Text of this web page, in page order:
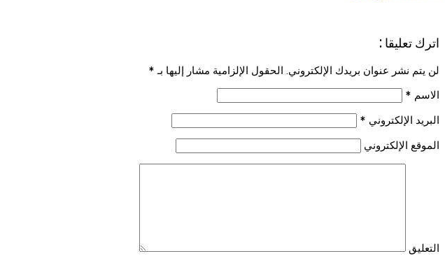
اترك تعليقا :
لن يتم نشر عنوان بريدك الإلكتروني. الحقول الإلزامية مشار إليها بـ*
الاسم *
البريد الإلكتروني *
الموقع الإلكتروني
التعليق